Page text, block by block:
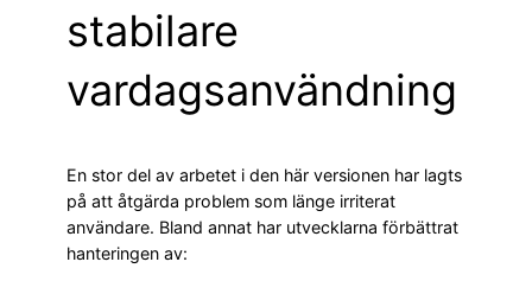
stabilare
vardagsanvändning
En stor del av arbetet i den här versionen har lagts
på att åtgärda problem som länge irriterat
användare. Bland annat har utvecklarna förbättrat
hanteringen av: